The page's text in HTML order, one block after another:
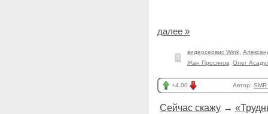
далее »
видеосервис Wink
Жан Просянов Олег
+4.00 Автор:
Сейчас скажу →